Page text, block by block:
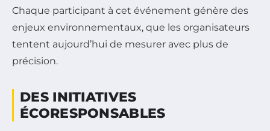
Chaque participant à cet événement génère des
enjeux environnementaux, que les organisateurs
tentent aujourd’hui de mesurer avec plus de
précision.
DES INITIATIVES
ÉCORESPONSABLES